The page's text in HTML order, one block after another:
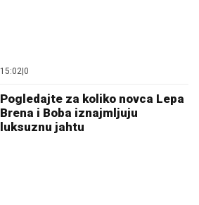
15:02 0
Pogledajte za koliko novca Lepa
Brena i Boba iznajmljuju
luksuznu jahtu